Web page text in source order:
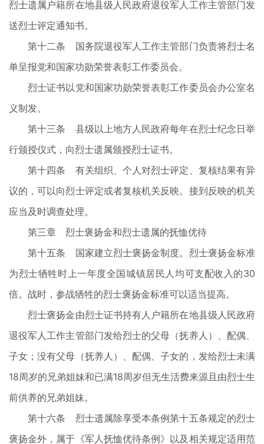
烈士遗属户籍所在地县级人民政府退役军人工作主管部门发
送烈士评定通知书。
第十二条 国务院退役军人工作主管部门负责将烈士名
单呈报党和国家功勋荣誉表彰工作委员会。
烈士证书以党和国家功勋荣誉表彰工作委员会办公室名
义制发。
第十三条 县级以上地方人民政府每年在烈士纪念日举
行颁授仪式，向烈士遗属颁授烈士证书。
第十四条 有关组织、个人对烈士评定、复核结果有异
议的，可以向烈士评定或者复核机关反映。接到反映的机关
应当及时调查处理。
第三章 烈士褒扬金和烈士遗属的抚恤优待
第十五条 国家建立烈士褒扬金制度。烈士褒扬金标准
为烈士牺牲时上一年度全国城镇居民人均可支配收入的30
倍。战时，参战牺牲的烈士褒扬金标准可以适当提高。
烈士褒扬金由烈士证书持有人户籍所在地县级人民政府
退役军人工作主管部门发给烈士的父母（抚养人）、配偶、
子女；没有父母（抚养人）、配偶、子女的，发给烈士未满
18周岁的兄弟姐妹和已满18周岁但无生活费来源且由烈士生
前供养的兄弟姐妹。
第十六条 烈士遗属除享受本条例第十五条规定的烈士
褒扬金外，属于《军人抚恤优待条例》以及相关规定适用范